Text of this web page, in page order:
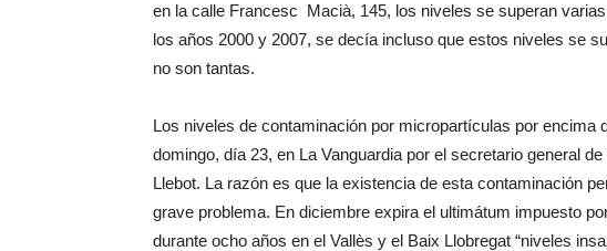
en la calle Francesc Macià, 145, los niveles se superan
los años 2000 y 2007, se decía incluso que estos niveles se
no son tantas.
Los niveles de contaminación por micropartículas por encima
domingo, día 23, en La Vanguardia por el secretario general
Llebot. La razón es que la existencia de esta contaminación
grave problema. En diciembre expira el ultimátum impuesto
durante ocho años en el Vallès y el Baix Llobregat “niveles